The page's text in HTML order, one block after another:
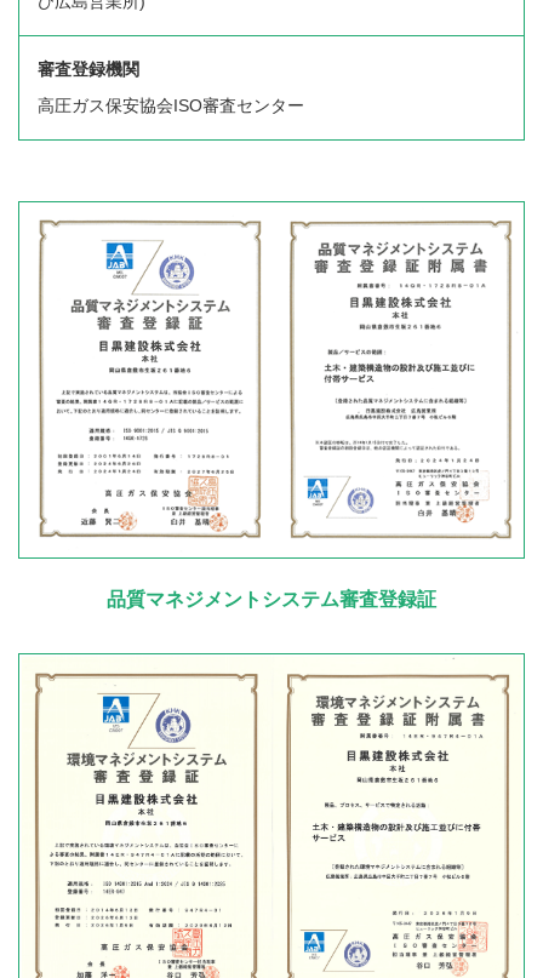
審査登録機関
高圧ガス保安協会ISO審査センター
品質マネジメントシステム審査登録証